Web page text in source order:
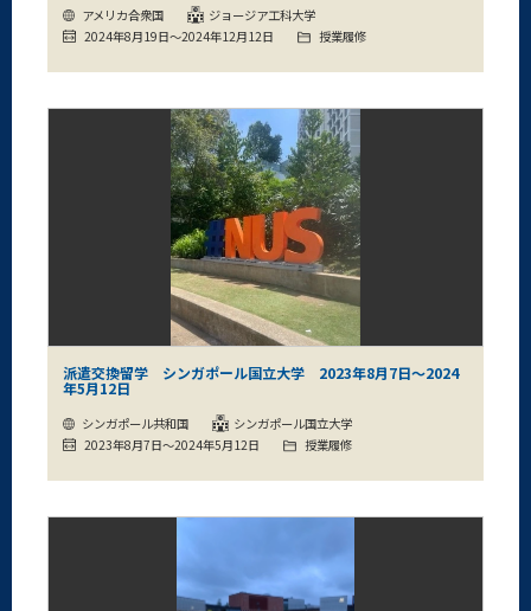
アメリカ合衆国
ジョージア工科大学
2024年8月19日～2024年12月12日
授業履修
派遣交換留学 シンガポール国立大学 2023年8月7日～2024
年5月12日
シンガポール共和国
シンガポール国立大学
2023年8月7日～2024年5月12日
授業履修